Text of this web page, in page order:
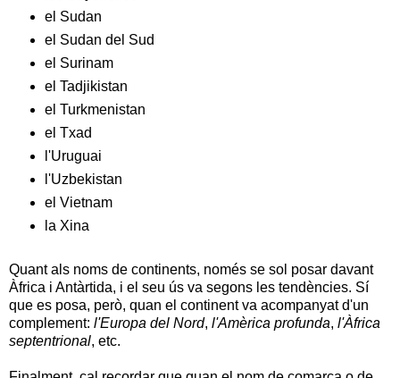
el Sudan
el Sudan del Sud
el Surinam
el Tadjikistan
el Turkmenistan
el Txad
l'Uruguai
l'Uzbekistan
el Vietnam
la Xina
Quant als noms de continents, només se sol posar davant
Àfrica i Antàrtida, i el seu ús va segons les tendències. Sí
que es posa, però, quan el continent va acompanyat d'un
complement: l'Europa del Nord, l'Amèrica profunda, l'Àfrica
septentrional, etc.